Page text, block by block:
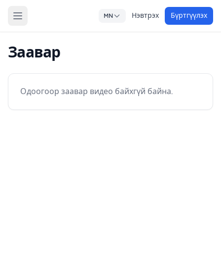
MN Нэвтрэх Бүртгүүлэх
Заавар
Одоогоор заавар видео байхгүй байна.